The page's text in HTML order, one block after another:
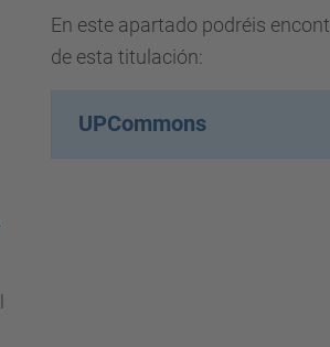
En este apartado podréis
de esta titulación:
UPCommons